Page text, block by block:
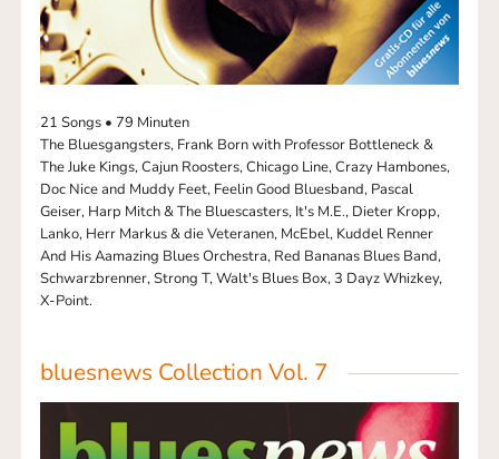
21 Songs • 79 Minuten
The Bluesgangsters, Frank Born with Professor Bottleneck &
The Juke Kings, Cajun Roosters, Chicago Line, Crazy Hambones,
Doc Nice and Muddy Feet, Feelin Good Bluesband, Pascal
Geiser, Harp Mitch & The Bluescasters, It's M.E., Dieter Kropp,
Lanko, Herr Markus & die Veteranen, McEbel, Kuddel Renner
And His Aamazing Blues Orchestra, Red Bananas Blues Band,
Schwarzbrenner, Strong T, Walt's Blues Box, 3 Dayz Whizkey,
X-Point.
bluesnews Collection Vol. 7